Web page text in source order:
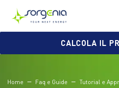
Home Faq e Guide
Tutorial e
CALCOLA IL